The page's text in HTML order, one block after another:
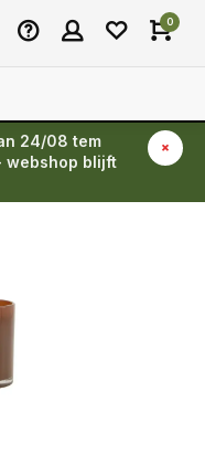
0
24/08 tem
webshop blijft